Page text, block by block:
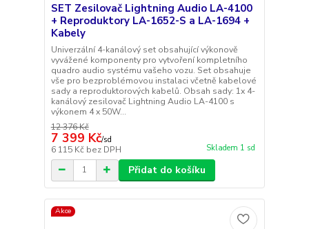
SET Zesilovač Lightning Audio LA-4100
+ Reproduktory LA-1652-S a LA-1694 +
Kabely
Univerzální 4-kanálový set obsahující výkonově
vyvážené komponenty pro vytvoření kompletního
quadro audio systému vašeho vozu. Set obsahuje
vše pro bezproblémovou instalaci včetně kabelové
sady a reproduktorových kabelů. Obsah sady: 1x 4-
kanálový zesilovač Lightning Audio LA-4100 s
výkonem 4 x 50W...
12 376 Kč
7 399 Kč/sd
6 115 Kč bez DPH Skladem 1 sd
Přidat do košíku
Akce